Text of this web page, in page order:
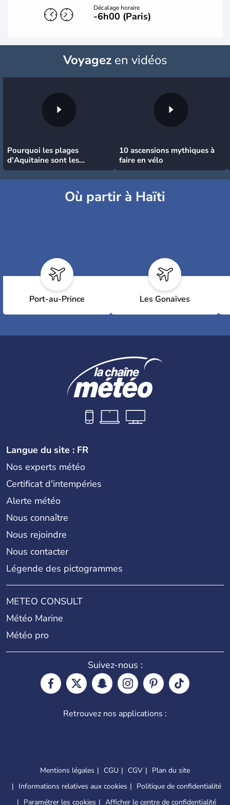
Décalage horaire
-6h00 (Paris)
Voyagezen vidéos
Pourquoi les plages
d'Aquitaine sont les
meilleures pour surfer
10 ascensions mythiques à
faire en vélo
Où partir à Haïti
Port-au-Prince Les Gonaïves
Langue du site : FR
Nos experts météo
Certificat d'intempéries
Alerte météo
Nous connaître
Nous rejoindre
Nous contacter
Légende des pictogrammes
METEO CONSULT
Météo Marine
Météo pro
Suivez-nous :
Retrouvez nos applications :
Mentions légales CGU CGV
Plan du site
Informations relatives aux cookies
Politique de confidentialité
Paramétrer les cookies
Afficher le centre de confidentialité